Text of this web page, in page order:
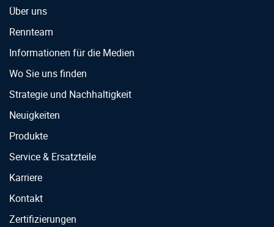
Über uns
Rennteam
Informationen für die Medien
Wo Sie uns finden
Strategie und Nachhaltigkeit
Neuigkeiten
Produkte
Service & Ersatzteile
Karriere
Kontakt
Zertifizierungen